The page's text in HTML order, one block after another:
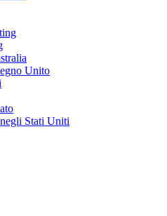
Unito
Stati Uniti